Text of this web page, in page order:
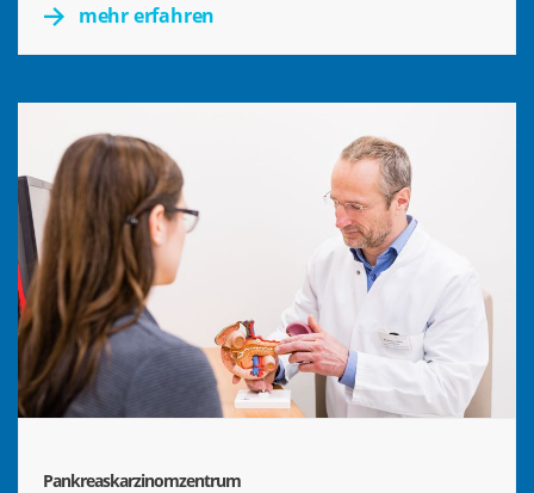
mehr erfahren
Pankreaskarzinomzentrum